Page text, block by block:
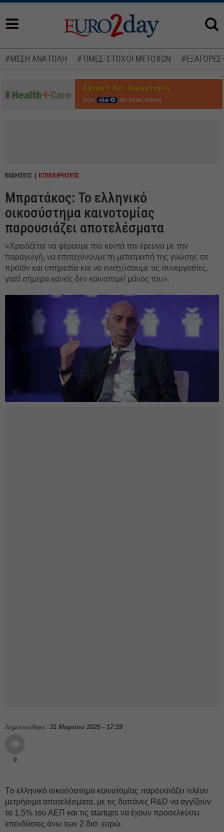
#ΜΕΣΗ ΑΝΑΤΟΛΗ #ΤΙΜΕΣ-ΣΤΟΧΟΙ ΜΕΤΟΧΩΝ
Δείτε εδώ την ειδική έκδοση
ΕΙΔΗΣΕΙΣ ΕΠΙΧΕΙΡΗΣΕΙΣ
Μπρατάκος: Το ελληνικό
οικοσύστημα καινοτομίας
παρουσιάζει αποτελέσματα
«Χρειάζεται να φέρουμε πιο κοντά την έρευνα με την
παραγωγή, να επιταχύνουμε τη μετατροπή της γνώσης σε
προϊόν και υπηρεσία και να ενισχύσουμε τις συνεργασίες,
γιατί σήμερα κανείς δεν καινοτομεί μόνος του».
Δημοσιεύθηκε: 31 Μαρτίου 2026 - 17:59
0
Tο ελληνικό οικοσύστημα καινοτομίας παρουσιάζει πλέον
μετρήσιμα αποτελέσματα, με τις δαπάνες R&D να αγγίζουν
το 1,5% του ΑΕΠ και τις startups να έχουν προσελκύσει
επενδύσεις άνω των 2 δισ. ευρώ.